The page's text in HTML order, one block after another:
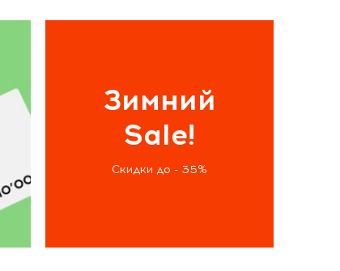
Зимний
Sale!
Скидки до - 35%